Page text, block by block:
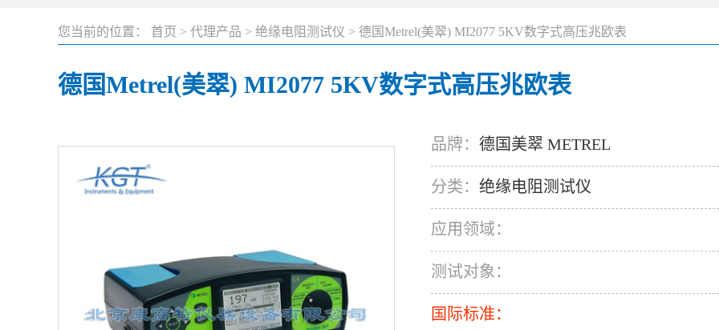
您当前的位置： 首页 > 代理产品 > 绝缘电阻测试仪 > 德国Metrel(美翠) MI2077 5KV数字式高压兆欧表
德国Metrel(美翠) MI2077 5KV数字式高压兆欧表
品牌： 德国美翠 METREL
分类： 绝缘电阻测试仪
应用领域：
测试对象：
国际标准：